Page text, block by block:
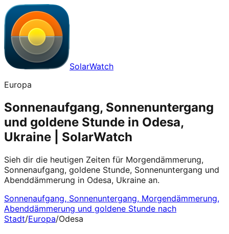
SolarWatch
Europa
Sonnenaufgang, Sonnenuntergang
und goldene Stunde in Odesa,
Ukraine | SolarWatch
Sieh dir die heutigen Zeiten für Morgendämmerung,
Sonnenaufgang, goldene Stunde, Sonnenuntergang und
Abenddämmerung in Odesa, Ukraine an.
Sonnenaufgang, Sonnenuntergang, Morgendämmerung,
Abenddämmerung und goldene Stunde nach
Stadt/Europa/Odesa